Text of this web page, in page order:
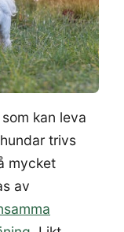
kan leva
trivs
mycket
av